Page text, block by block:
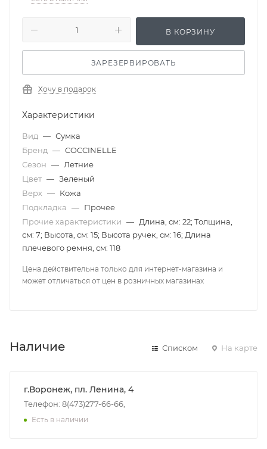
В КОРЗИНУ
ЗАРЕЗЕРВИРОВАТЬ
Хочу в подарок
Характеристики
Вид — Сумка
Бренд — COCCINELLE
Сезон — Летние
Цвет — Зеленый
Верх — Кожа
Подкладка — Прочее
Прочие характеристики — Длина, см: 22; Толщина,
см: 7; Высота, см: 15; Высота ручек, см: 16; Длина
плечевого ремня, см: 118
Цена действительна только для интернет-магазина и
может отличаться от цен в розничных магазинах
Наличие Списком На карте
г.Воронеж, пл. Ленина, 4
Телефон: 8(473)277-66-66,
Есть в наличии